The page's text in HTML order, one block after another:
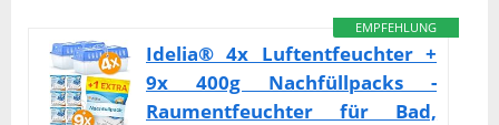
EMPFEHLUNG
Idelia® 4x Luftentfeuchter +
9x 400g Nachfüllpacks -
Raumentfeuchter für Bad,